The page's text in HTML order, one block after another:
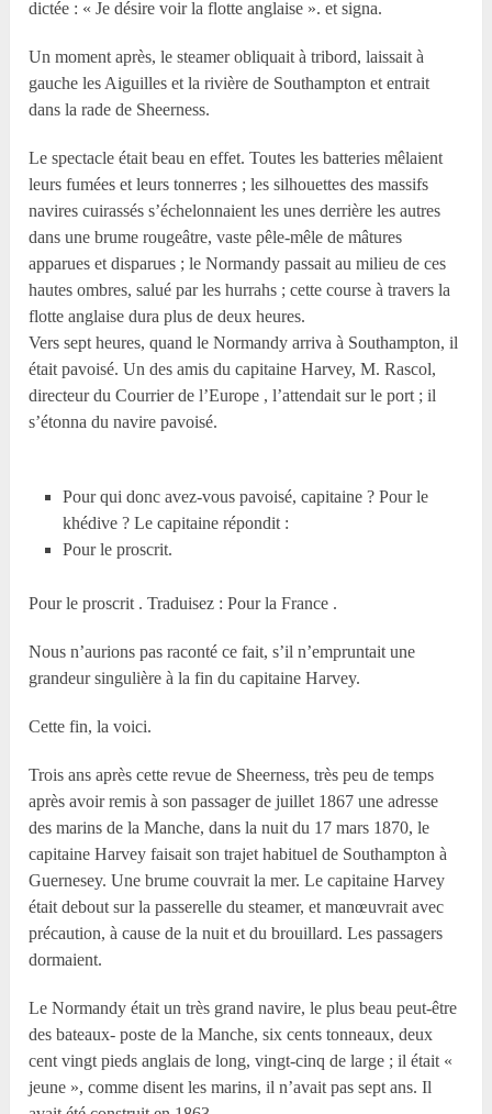
dictée : « Je désire voir la flotte anglaise ». et signa.
Un moment après, le steamer obliquait à tribord, laissait à
gauche les Aiguilles et la rivière de Southampton et entrait
dans la rade de Sheerness.
Le spectacle était beau en effet. Toutes les batteries mêlaient
leurs fumées et leurs tonnerres ; les silhouettes des massifs
navires cuirassés s’échelonnaient les unes derrière les autres
dans une brume rougeâtre, vaste pêle-mêle de mâtures
apparues et disparues ; le Normandy passait au milieu de ces
hautes ombres, salué par les hurrahs ; cette course à travers la
flotte anglaise dura plus de deux heures.
Vers sept heures, quand le Normandy arriva à Southampton, il
était pavoisé. Un des amis du capitaine Harvey, M. Rascol,
directeur du Courrier de l’Europe , l’attendait sur le port ; il
s’étonna du navire pavoisé.
Pour qui donc avez-vous pavoisé, capitaine ? Pour le
khédive ? Le capitaine répondit :
Pour le proscrit.
Pour le proscrit . Traduisez : Pour la France .
Nous n’aurions pas raconté ce fait, s’il n’empruntait une
grandeur singulière à la fin du capitaine Harvey.
Cette fin, la voici.
Trois ans après cette revue de Sheerness, très peu de temps
après avoir remis à son passager de juillet 1867 une adresse
des marins de la Manche, dans la nuit du 17 mars 1870, le
capitaine Harvey faisait son trajet habituel de Southampton à
Guernesey. Une brume couvrait la mer. Le capitaine Harvey
était debout sur la passerelle du steamer, et manœuvrait avec
précaution, à cause de la nuit et du brouillard. Les passagers
dormaient.
Le Normandy était un très grand navire, le plus beau peut-être
des bateaux- poste de la Manche, six cents tonneaux, deux
cent vingt pieds anglais de long, vingt-cinq de large ; il était «
jeune », comme disent les marins, il n’avait pas sept ans. Il